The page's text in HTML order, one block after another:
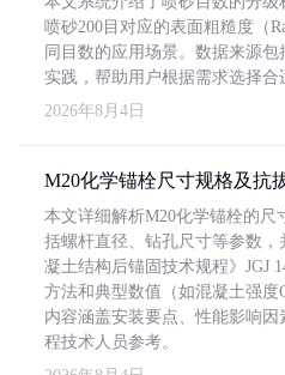
喷砂200目对应的表面粗糙度（
同目数的应用场景。数据来源包
实践，帮助用户根据需求选择合
2026年8月4日
M20化学锚栓尺寸规格及抗
本文详细解析M20化学锚栓的尺
括螺杆直径、钻孔尺寸等参数
凝土结构后锚固技术规程》JGJ
方法和典型数值（如混凝土强度
内容涵盖安装要点、性能影响
程技术人员参考。